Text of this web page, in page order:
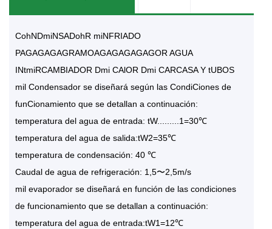
CohNDmiNSADohR miNFRIADO
PAGAGAGAGRAMOAGAGAGAGAGOR AGUA
INtmiRCAMBIADOR Dmi CAlOR Dmi CARCASA Y tUBOS
mil Condensador se diseñará según las CondiCiones de
funCionamiento que se detallan a continuación:
temperatura del agua de entrada: tW.........1=30℃
temperatura del agua de salida:tW2=35℃
temperatura de condensación: 40 ℃
Caudal de agua de refrigeración: 1,5〜2,5m/s
mil evaporador se diseñará en función de las condiciones
de funcionamiento que se detallan a continuación:
temperatura del agua de entrada:tW1=12℃